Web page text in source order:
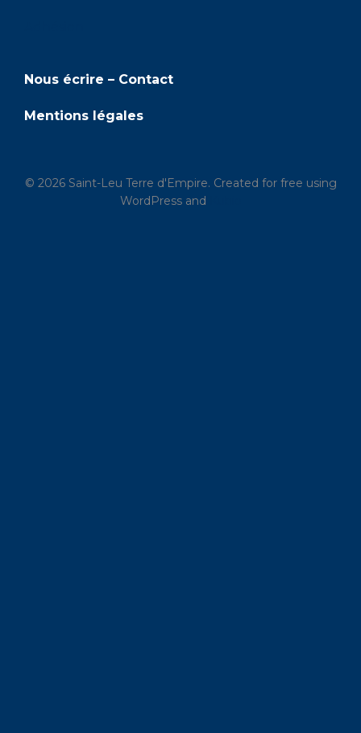
Nous écrire – Contact
Mentions légales
© 2026 Saint-Leu Terre d'Empire. Created for free using
WordPress and